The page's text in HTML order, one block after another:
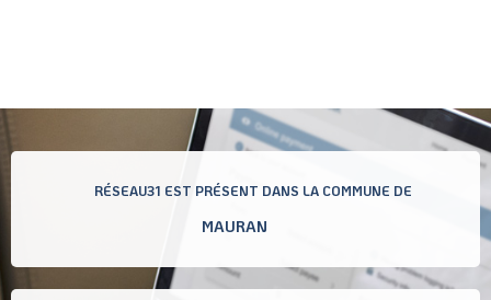
RÉSEAU31 EST PRÉSENT DANS LA COMMUNE DE
MAURAN